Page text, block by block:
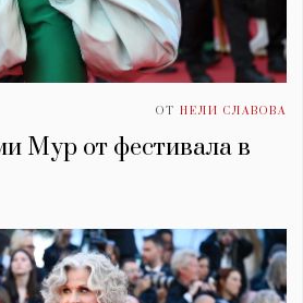
ОТ НЕЛИ СЛАВОВА
Мур от фестивала в